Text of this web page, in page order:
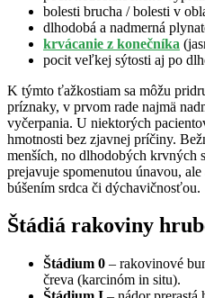
bolesti brucha / bolesti v
dlhodobá a nadmerná
krvácanie z konečníka
pocit veľkej sýtosti aj po
K týmto ťažkostiam sa môžu
príznaky, v prvom rade najmä
vyčerpania. U niektorých
hmotnosti bez zjavnej príčiny.
menších, no dlhodobých krvných
prejavuje spomenutou únavou,
búšením srdca či dýchavičnosťou.
Štádiá rakoviny
Štádium 0 – rakovinové
čreva (karcinóm in situ).